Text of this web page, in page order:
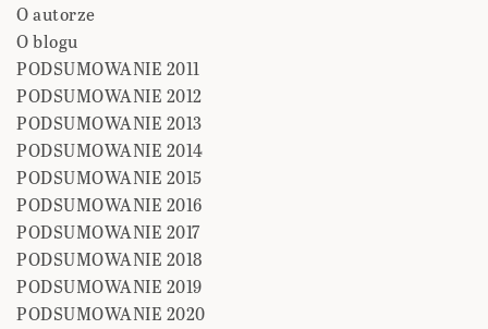
O autorze
O blogu
PODSUMOWANIE 2011
PODSUMOWANIE 2012
PODSUMOWANIE 2013
PODSUMOWANIE 2014
PODSUMOWANIE 2015
PODSUMOWANIE 2016
PODSUMOWANIE 2017
PODSUMOWANIE 2018
PODSUMOWANIE 2019
PODSUMOWANIE 2020